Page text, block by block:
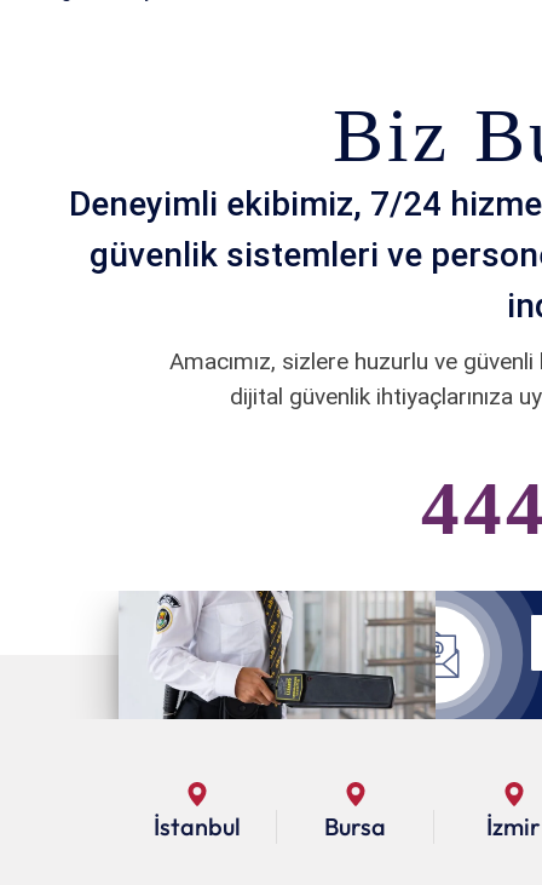
Biz
Deneyimli ekibimiz, 7/24
güvenlik sistemleri ve
Amacımız, sizlere huzurlu ve
dijital güvenlik ihtiyaçlarınıza
İstanbul Bursa İzmir